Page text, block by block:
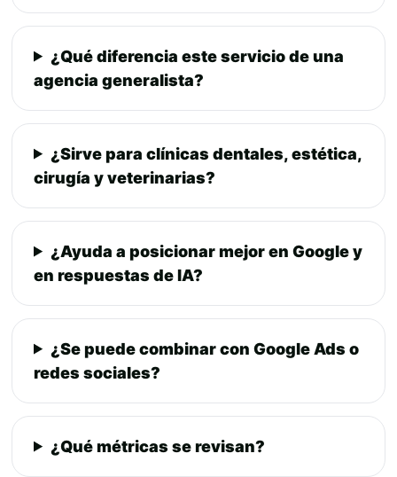
¿Qué diferencia este servicio de una
agencia generalista?
¿Sirve para clínicas dentales, estética,
cirugía y veterinarias?
¿Ayuda a posicionar mejor en Google y
en respuestas de IA?
¿Se puede combinar con Google Ads o
redes sociales?
¿Qué métricas se revisan?